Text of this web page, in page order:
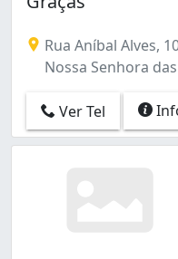
Encosta do Sol (1)
Floresta (1)
Grama (1)
Granbery (1)
Industrial (1)
Ipiranga (1)
Rua Aníbal Alves,
Nossa Senhora
Ver Tel